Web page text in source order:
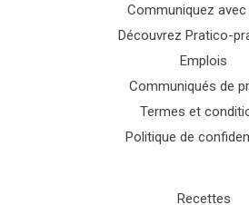
Communiquez
Découvrez Pratico-
Emplois
Communiqués de
Termes et
Politique de
Recettes